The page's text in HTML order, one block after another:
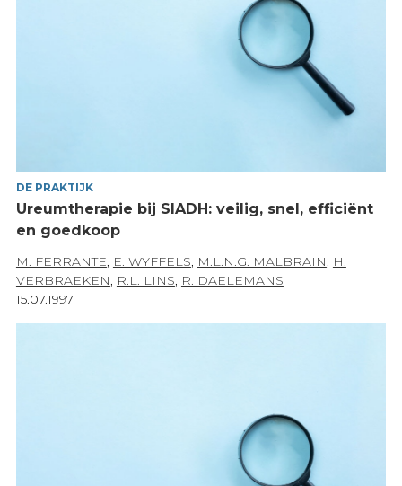
DE PRAKTIJK
Ureumtherapie bij SIADH: veilig, snel, efficiënt
en goedkoop
M. FERRANTE, E. WYFFELS, M.L.N.G. MALBRAIN, H.
VERBRAEKEN, R.L. LINS, R. DAELEMANS
15.07.1997